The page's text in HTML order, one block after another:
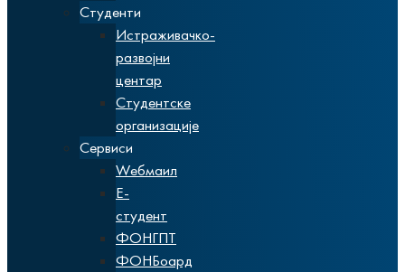
Студенти
Истраживачко-
развојни
центар
Студентске
организације
Сервиси
Wебмаил
Е-
студент
ФОНГПТ
ФОНБоард